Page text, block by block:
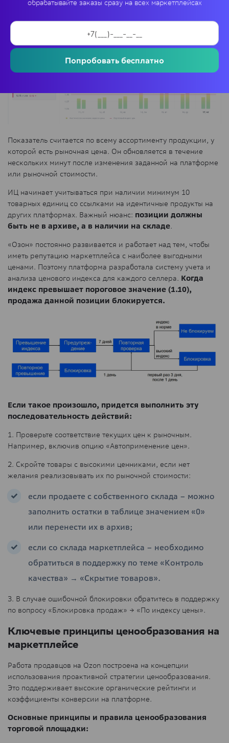
конкурентной. Если больше – установленный ценник выше
предложениями.
Показатель считается по всему ассортименту продукции, у
которой есть рыночная цена. Он обновляется в течение
нескольких минут после изменения заданной на платформе
или рыночной стоимости.
ИЦ начинает учитываться при наличии минимум 10
товарных единиц со ссылками на идентичные продукты на
других платформах. Важный нюанс: позиции должны
быть не в архиве, а в наличии на складе.
«Озон» постоянно развивается и работает над тем, чтобы
иметь репутацию маркетплейса с наиболее выгодными
ценами. Поэтому платформа разработала систему учета и
анализа ценового индекса для каждого селлера. Когда
индекс превышает пороговое значение (1.10),
продажа данной позиции блокируется.
Если такое произошло, придется выполнить эту
последовательность действий:
1. Проверьте соответствие текущих цен к рыночным.
Например, включив опцию «Автоприменение цен».
2. Скройте товары с высокими ценниками, если нет
желания реализовывать их по рыночной стоимости:
если продаете с собственного склада – можно
заполнить остатки в таблице значением «0»
или перенести их в архив;
если со склада маркетплейса – необходимо
обратиться в поддержку по теме «Контроль
качества» → «Скрытие товаров».
3. В случае ошибочной блокировки обратитесь в поддержку
по вопросу «Блокировка продаж» → «По индексу цены».
Ключевые принципы ценообразования на
маркетплейсе
Работа продавцов на Ozon построена на концепции
использования проактивной стратегии ценообразования.
Это поддерживает высокие органические рейтинги и
коэффициенты конверсии на платформе.
Основные принципы и правила ценообразования
торговой площадки:
обрабатывайте заказы сразу на всех маркетплейсах
Попробовать бесплатно